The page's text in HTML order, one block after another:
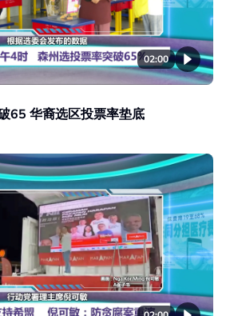
02:00
65 华裔选区投票率垫底